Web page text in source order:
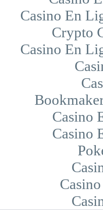
Casino En
Crypto
Casino En
Casino
Casino